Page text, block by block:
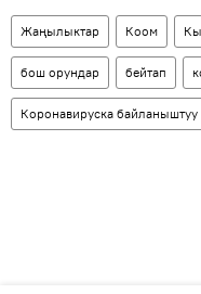
Жаңылыктар Коом
бош орундар бейтап
Коронавируска